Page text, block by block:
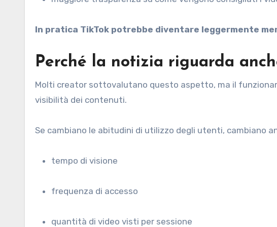
In pratica TikTok potrebbe diventare leggermente
Perché la notizia riguarda
Molti creator sottovalutano questo aspetto, ma il
visibilità dei contenuti.
Se cambiano le abitudini di utilizzo degli utenti, cambiano
tempo di visione
frequenza di accesso
quantità di video visti per sessione